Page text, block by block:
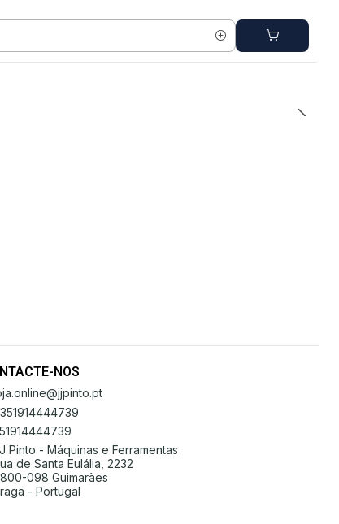
NOS
Pinto - Máquinas e Ferramentas
de Santa Eulália, 2232
098 Guimarães
- Portugal